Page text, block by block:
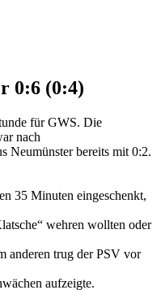
0:6 (0:4)
für GWS. Die
nach
Neumünster bereits mit 0:2.
35 Minuten eingeschenkt,
wehren wollten oder
anderen trug der PSV vor
aufzeigte.